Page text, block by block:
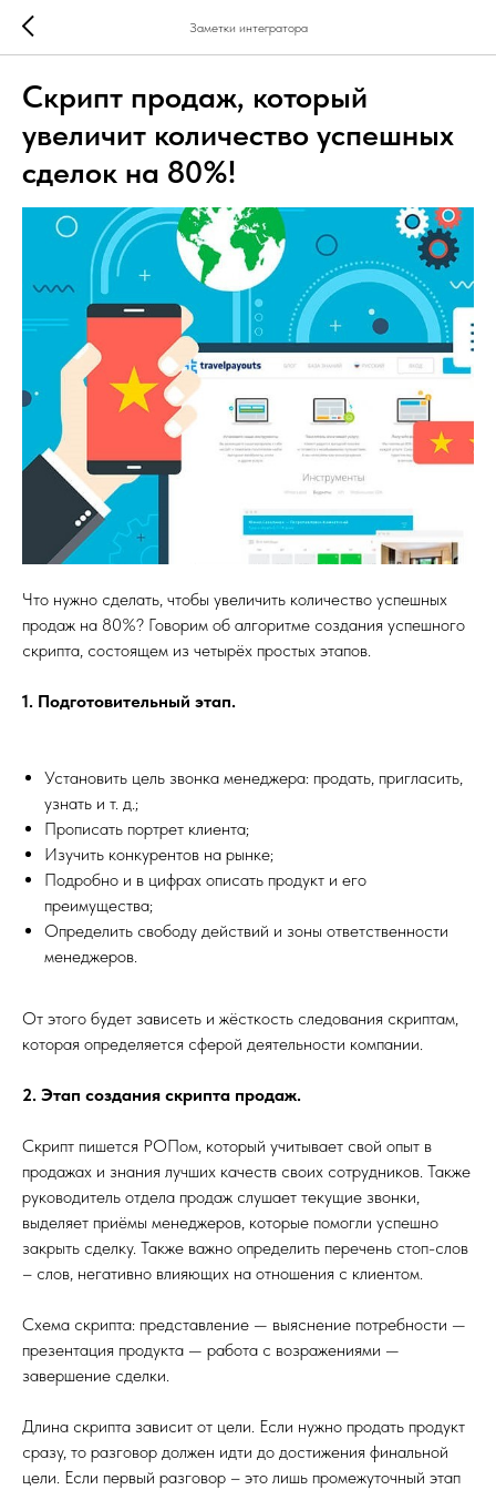
Заметки интегратора
Скрипт продаж, который
увеличит количество успешных
сделок на 80%!
Что нужно сделать, чтобы увеличить количество успешных
продаж на 80%? Говорим об алгоритме создания успешного
скрипта, состоящем из четырёх простых этапов.
1. Подготовительный этап.
Установить цель звонка менеджера: продать, пригласить,
узнать и т. д.;
Прописать портрет клиента;
Изучить конкурентов на рынке;
Подробно и в цифрах описать продукт и его
преимущества;
Определить свободу действий и зоны ответственности
менеджеров.
От этого будет зависеть и жёсткость следования скриптам,
которая определяется сферой деятельности компании.
2. Этап создания скрипта продаж.
Скрипт пишется РОПом, который учитывает свой опыт в
продажах и знания лучших качеств своих сотрудников. Также
руководитель отдела продаж слушает текущие звонки,
выделяет приёмы менеджеров, которые помогли успешно
закрыть сделку. Также важно определить перечень стоп-слов
– слов, негативно влияющих на отношения с клиентом.
Схема скрипта: представление — выяснение потребности —
презентация продукта — работа с возражениями —
завершение сделки.
Длина скрипта зависит от цели. Если нужно продать продукт
сразу, то разговор должен идти до достижения финальной
цели. Если первый разговор – это лишь промежуточный этап